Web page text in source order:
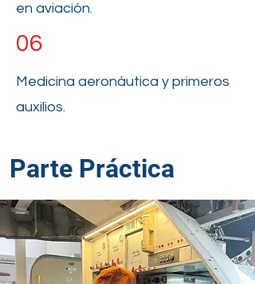
en aviación.
06
Medicina aeronáutica y primeros
auxilios.
Parte Práctica